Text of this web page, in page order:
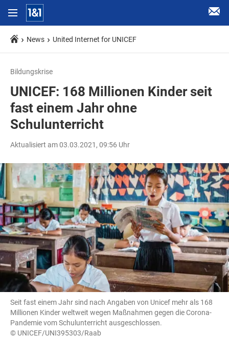
News United Internet for UNICEF
Bildungskrise
UNICEF: 168 Millionen Kinder seit
fast einem Jahr ohne
Schulunterricht
Aktualisiert am 03.03.2021, 09:56 Uhr
Seit fast einem Jahr sind nach Angaben von Unicef mehr als 168
Millionen Kinder weltweit wegen Maßnahmen gegen die Corona-
Pandemie vom Schulunterricht ausgeschlossen.
© UNICEF/UNI395303/Raab